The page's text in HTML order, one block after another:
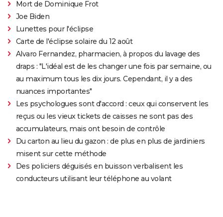
Mort de Dominique Frot
Joe Biden
Lunettes pour l'éclipse
Carte de l'éclipse solaire du 12 août
Alvaro Fernandez, pharmacien, à propos du lavage des
draps : "L'idéal est de les changer une fois par semaine, ou
au maximum tous les dix jours. Cependant, il y a des
nuances importantes"
Les psychologues sont d'accord : ceux qui conservent les
reçus ou les vieux tickets de caisses ne sont pas des
accumulateurs, mais ont besoin de contrôle
Du carton au lieu du gazon : de plus en plus de jardiniers
misent sur cette méthode
Des policiers déguisés en buisson verbalisent les
conducteurs utilisant leur téléphone au volant